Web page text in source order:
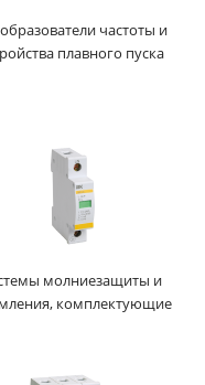
частоты и
плавного пуска
молниезащиты и
комплектующие